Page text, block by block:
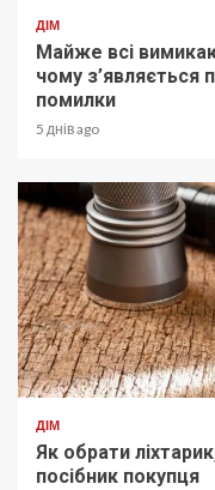
ДІМ
Майже всі
чому з’являється
помилки
5 днів ago
ДІМ
Як обрати
посібник покупця